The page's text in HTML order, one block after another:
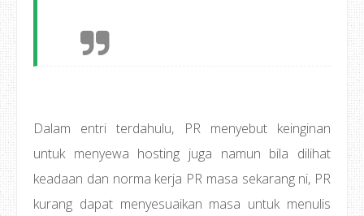
Dalam entri terdahulu, PR menyebut keinginan
untuk menyewa hosting juga namun bila dilihat
keadaan dan norma kerja PR masa sekarang ni, PR
kurang dapat menyesuaikan masa untuk menulis